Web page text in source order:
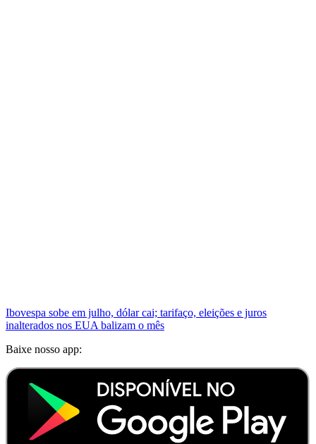
Ibovespa sobe em julho, dólar cai; tarifaço, eleições e juros
inalterados nos EUA balizam o mês
Baixe nosso app: